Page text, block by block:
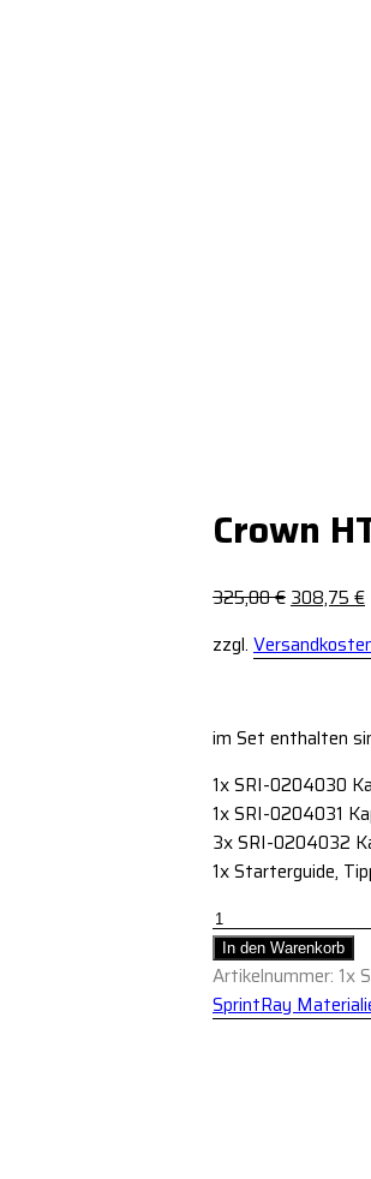
Crown
325,00€ 308,75 €
zzgl.
im Set enthalten
1x SRI-0204030
1x SRI-0204031
3x SRI-0204032
1x Starterguide,
In den Warenkorb
Artikelnummer: 1x
SprintRay